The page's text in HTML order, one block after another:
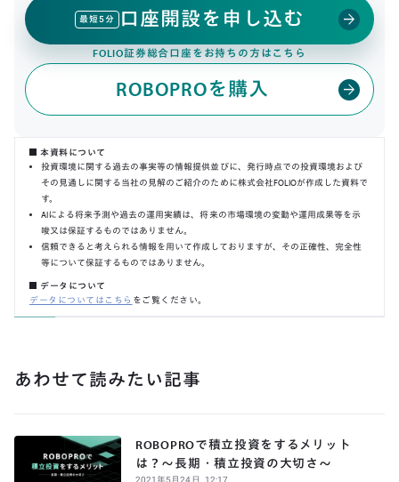
最短5分 口座開設を申し込む arrow_forward
FOLIO証券総合口座をお持ちの方はこちら
ROBOPROを購入 arrow_forward
本資料について
投資環境に関する過去の事実等の情報提供並びに、発行時点での投資環境および
その見通しに関する当社の見解のご紹介のために株式会社FOLIOが作成した資料で
す。
AIによる将来予測や過去の運用実績は、将来の市場環境の変動や運用成果等を示
唆又は保証するものではありません。
信頼できると考えられる情報を用いて作成しておりますが、その正確性、完全性
等について保証するものではありません。
データについて
データについてはこちら をご覧ください。
あわせて読みたい記事
ROBOPROで積立投資をするメリット
は？〜長期・積立投資の大切さ〜
2021 年5月24 日 12:17